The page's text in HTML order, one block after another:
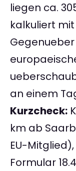
liegen ca.
kalkuliert
an einem
Kurzcheck:
km ab
EU-
Formular